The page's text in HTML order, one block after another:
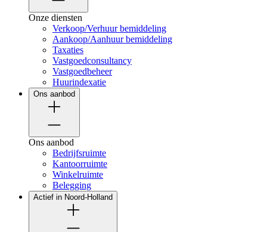
Onze diensten
Verkoop/Verhuur bemiddeling
Aankoop/Aanhuur bemiddeling
Taxaties
Vastgoedconsultancy
Vastgoedbeheer
Huurindexatie
Ons aanbod
Ons aanbod
Bedrijfsruimte
Kantoorruimte
Winkelruimte
Belegging
Actief in Noord-Holland